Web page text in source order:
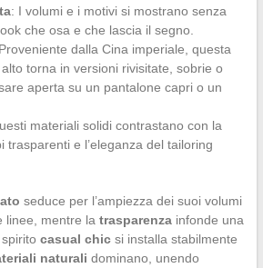
: I volumi e i motivi si mostrano senza
che osa e che lascia il segno.
dalla Cina imperiale, questa
torna in versioni rivisitate, sobrie o
aperta su un pantalone capri o un
materiali solidi contrastano con la
trasparenti e l’eleganza del tailoring
seduce per l’ampiezza dei suoi volumi
linee, mentre la trasparenzainfonde una
casual chicsi installa stabilmente
naturali dominano, unendo